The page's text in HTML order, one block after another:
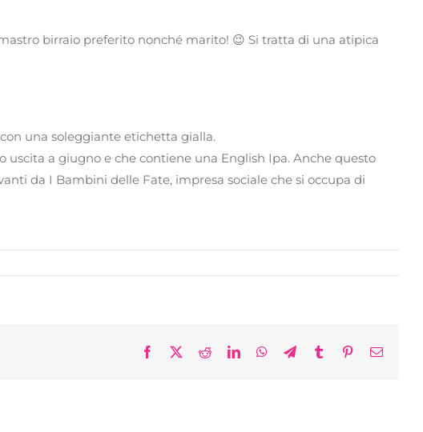
birraio preferito nonché marito! 😉 Si tratta di una atipica
una soleggiante etichetta gialla.
a giugno e che contiene una English Ipa. Anche questo
da I Bambini delle Fate, impresa sociale che si occupa di
Facebook RedditLinkedInWhatsApp
TelegramTumblr PinterestEmail